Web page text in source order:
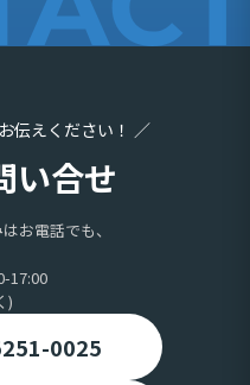
伝えください！ ／
い合せ
お電話でも、
17:00
)
0025